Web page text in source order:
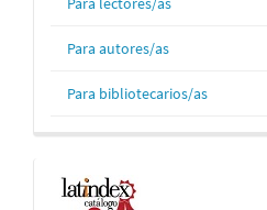
Para autores/as
Para bibliotecarios/as
Indexaciones